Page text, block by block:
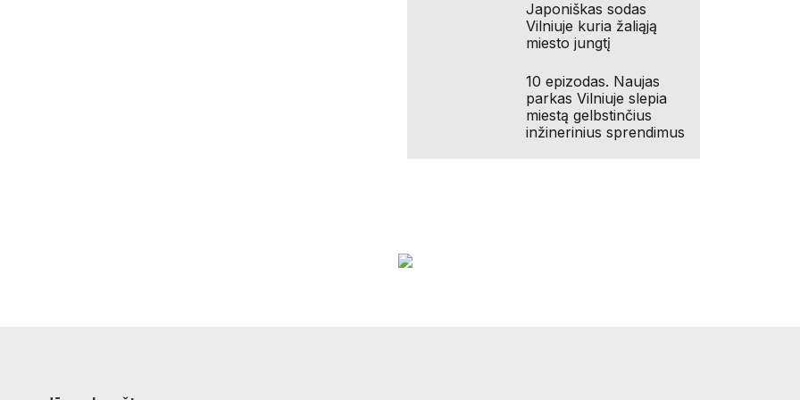
Japoniškas sodas
Vilniuje kuria žaliąją
miesto jungtį
10 epizodas. Naujas
parkas Vilniuje slepia
miestą gelbstinčius
inžinerinius sprendimus